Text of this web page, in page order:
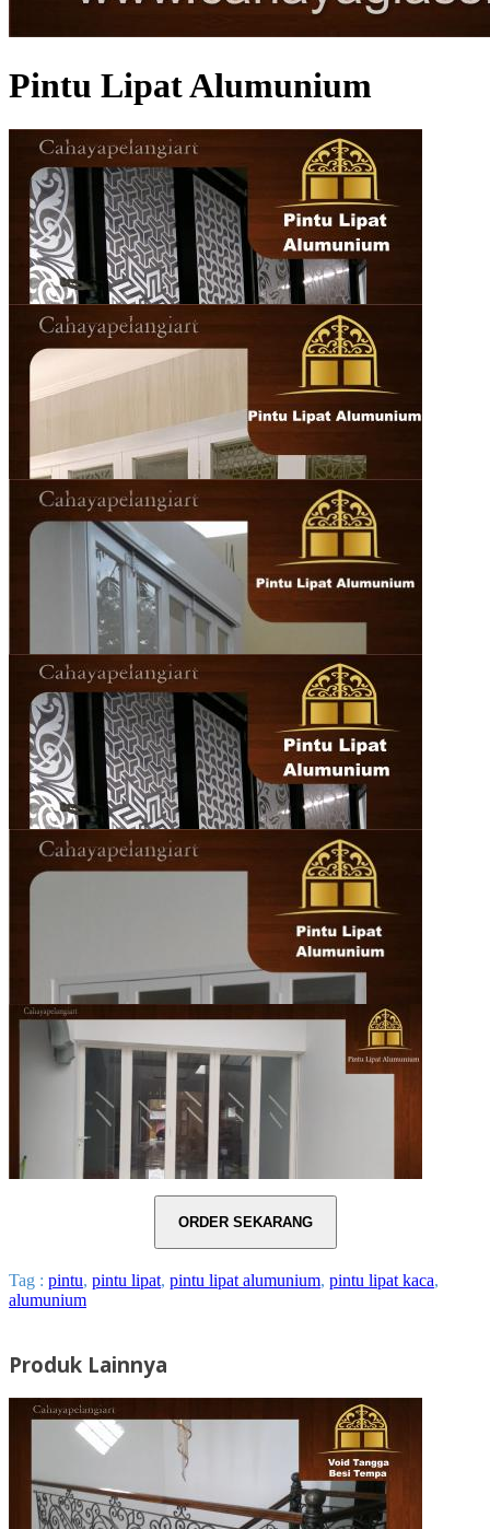
Pintu Lipat Alumunium
Tag : pintu, pintu lipat, pintu lipat alumunium, pintu lipat kaca,
alumunium
Produk Lainnya